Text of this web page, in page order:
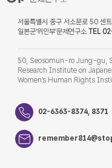
서울특별시 중구 서소문로 50 센
일본군‘위안부’문제연구소 TEL
50, Seosomun-ro Jung-gu,
Research Institute on
Women’s Human Rights
02-6363-8374, 8371